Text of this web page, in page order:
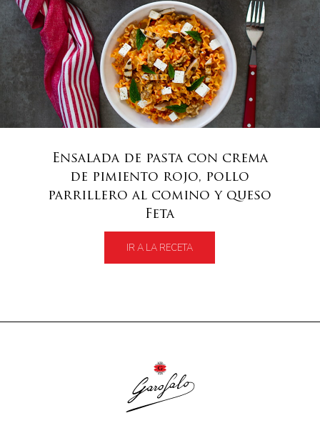
Ensalada de pasta con crema
de pimiento rojo, pollo
parrillero al comino y queso
Feta
IR A LA RECETA